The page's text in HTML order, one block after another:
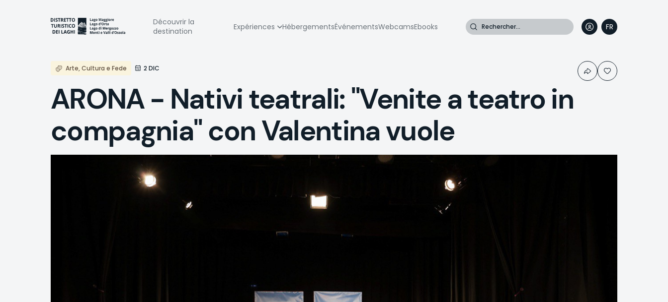
Navigazione
principale
Découvrir la
destination
Expériences HébergementsÉvénementsWebcamsEbooks Rechercher
FR
IT
EN
DE
Arte, Cultura e Fede 2 DIC
ARONA - Nativi teatrali: "Venite a teatro in
compagnia" con Valentina vuole